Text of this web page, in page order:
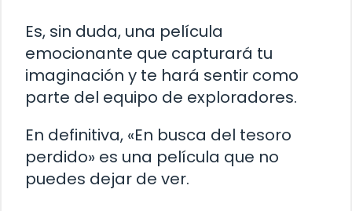
Es, sin duda, una película
emocionante que capturará tu
imaginación y te hará sentir como
parte del equipo de exploradores.
En definitiva, «En busca del tesoro
perdido» es una película que no
puedes dejar de ver.